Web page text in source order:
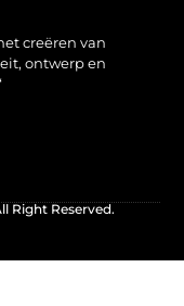
creëren van
ontwerp en
Right Reserved.